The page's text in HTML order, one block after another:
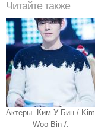
Читайте также
Актёры. Ким У Бин / Kim
Woo Bin /.